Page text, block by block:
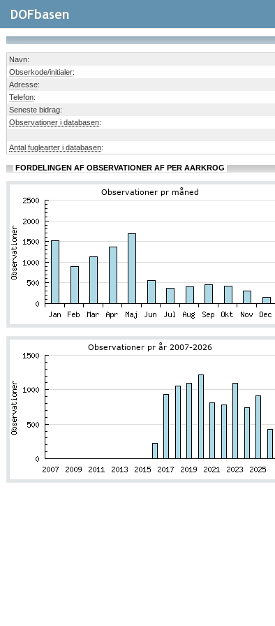
Navn:
Obserkode/initialer:
Adresse:
Telefon:
Seneste bidrag:
Observationer i databasen:
Antal fuglearter i databasen:
FORDELINGEN AF OBSERVATIONER AF PER AARKROG